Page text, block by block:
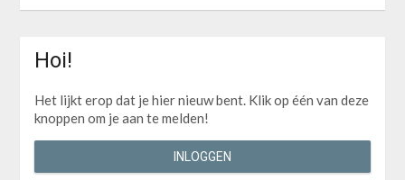
Hoi!
Het lijkt erop dat je hier nieuw bent. Klik op één van deze
knoppen om je aan te melden!
INLOGGEN